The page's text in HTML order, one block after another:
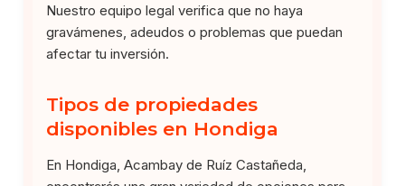
Nuestro equipo legal verifica que no haya
gravámenes, adeudos o problemas que puedan
afectar tu inversión.
Tipos de propiedades
disponibles en Hondiga
En Hondiga, Acambay de Ruíz Castañeda,